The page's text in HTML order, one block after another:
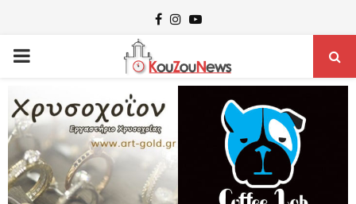
Facebook
Instagram
Youtube
PRIMARY
MENU